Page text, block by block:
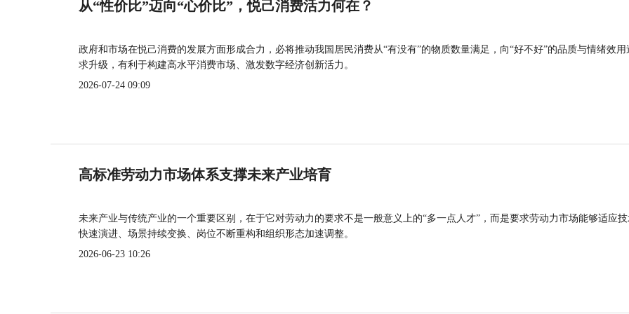
从“性价比”迈向“心价比”，悦己消费活力何在？
政府和市场在悦己消费的发展方面形成合力，必将推动我国居民消费从“有没有”的物质数量满足，向“好不好”的品质与情绪效用
求升级，有利于构建高水平消费市场、激发数字经济创新活力。
2026-07-24 09:09
高标准劳动力市场体系支撑未来产业培育
未来产业与传统产业的一个重要区别，在于它对劳动力的要求不是一般意义上的“多一点人才”，而是要求劳动力市场能够适应
快速演进、场景持续变换、岗位不断重构和组织形态加速调整。
2026-06-23 10:26